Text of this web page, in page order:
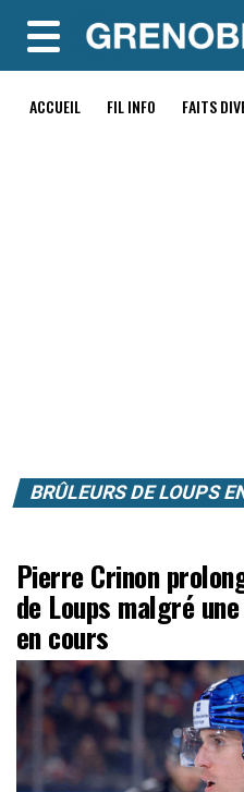
MENU
ACCUEIL FIL INFO FAITS
BRÛLEURS DE LOUPS
Pierre Crinon
de Loups malgré
en cours